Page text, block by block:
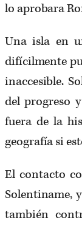
lo aprobara
Una isla en
difícilmente
inaccesible.
del progreso
fuera de la
geografía si
El contacto
Solentiname,
también